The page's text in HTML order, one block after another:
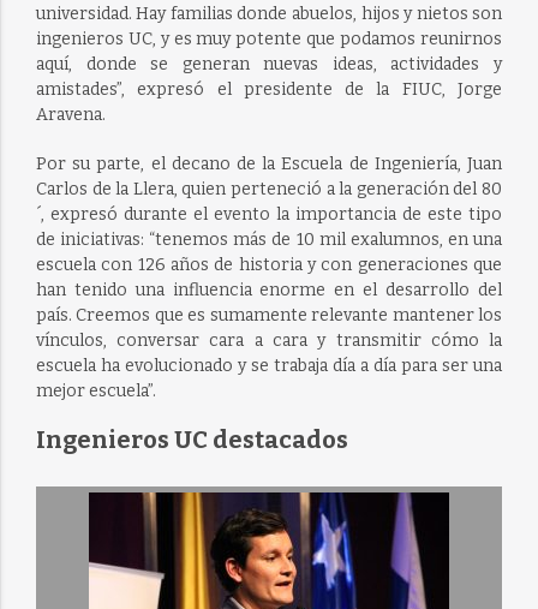
universidad. Hay familias donde abuelos, hijos y nietos son
ingenieros UC, y es muy potente que podamos reunirnos
aquí, donde se generan nuevas ideas, actividades y
amistades”, expresó el presidente de la FIUC, Jorge
Aravena.
Por su parte, el decano de la Escuela de Ingeniería, Juan
Carlos de la Llera, quien perteneció a la generación del 80
´, expresó durante el evento la importancia de este tipo
de iniciativas: “tenemos más de 10 mil exalumnos, en una
escuela con 126 años de historia y con generaciones que
han tenido una influencia enorme en el desarrollo del
país. Creemos que es sumamente relevante mantener los
vínculos, conversar cara a cara y transmitir cómo la
escuela ha evolucionado y se trabaja día a día para ser una
mejor escuela”.
Ingenieros UC destacados